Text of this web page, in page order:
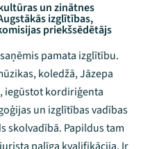
un zinātnes
izglītības,
priekšsēdētājs
pamata izglītību.
koledžā, Jāzepa
iegūstot kordiriģenta
un izglītības vadības
skolvadībā. Papildus tam